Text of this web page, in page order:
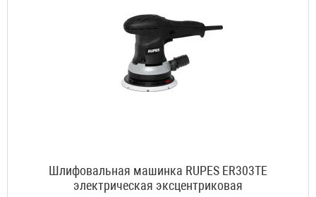
Шлифовальная машинка RUPES ER303TE
электрическая эксцентриковая